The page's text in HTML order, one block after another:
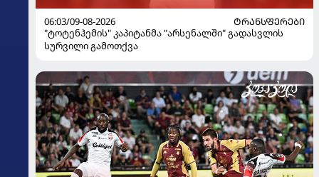
06:03/09-08-2026
ᲢᲠᲐᲜᲡᲤᲔᲠᲔᲑᲘ
"ტოტენჰემის" კაპიტანმა "არსენალში" გადასვლის
სურვილი გამოთქვა